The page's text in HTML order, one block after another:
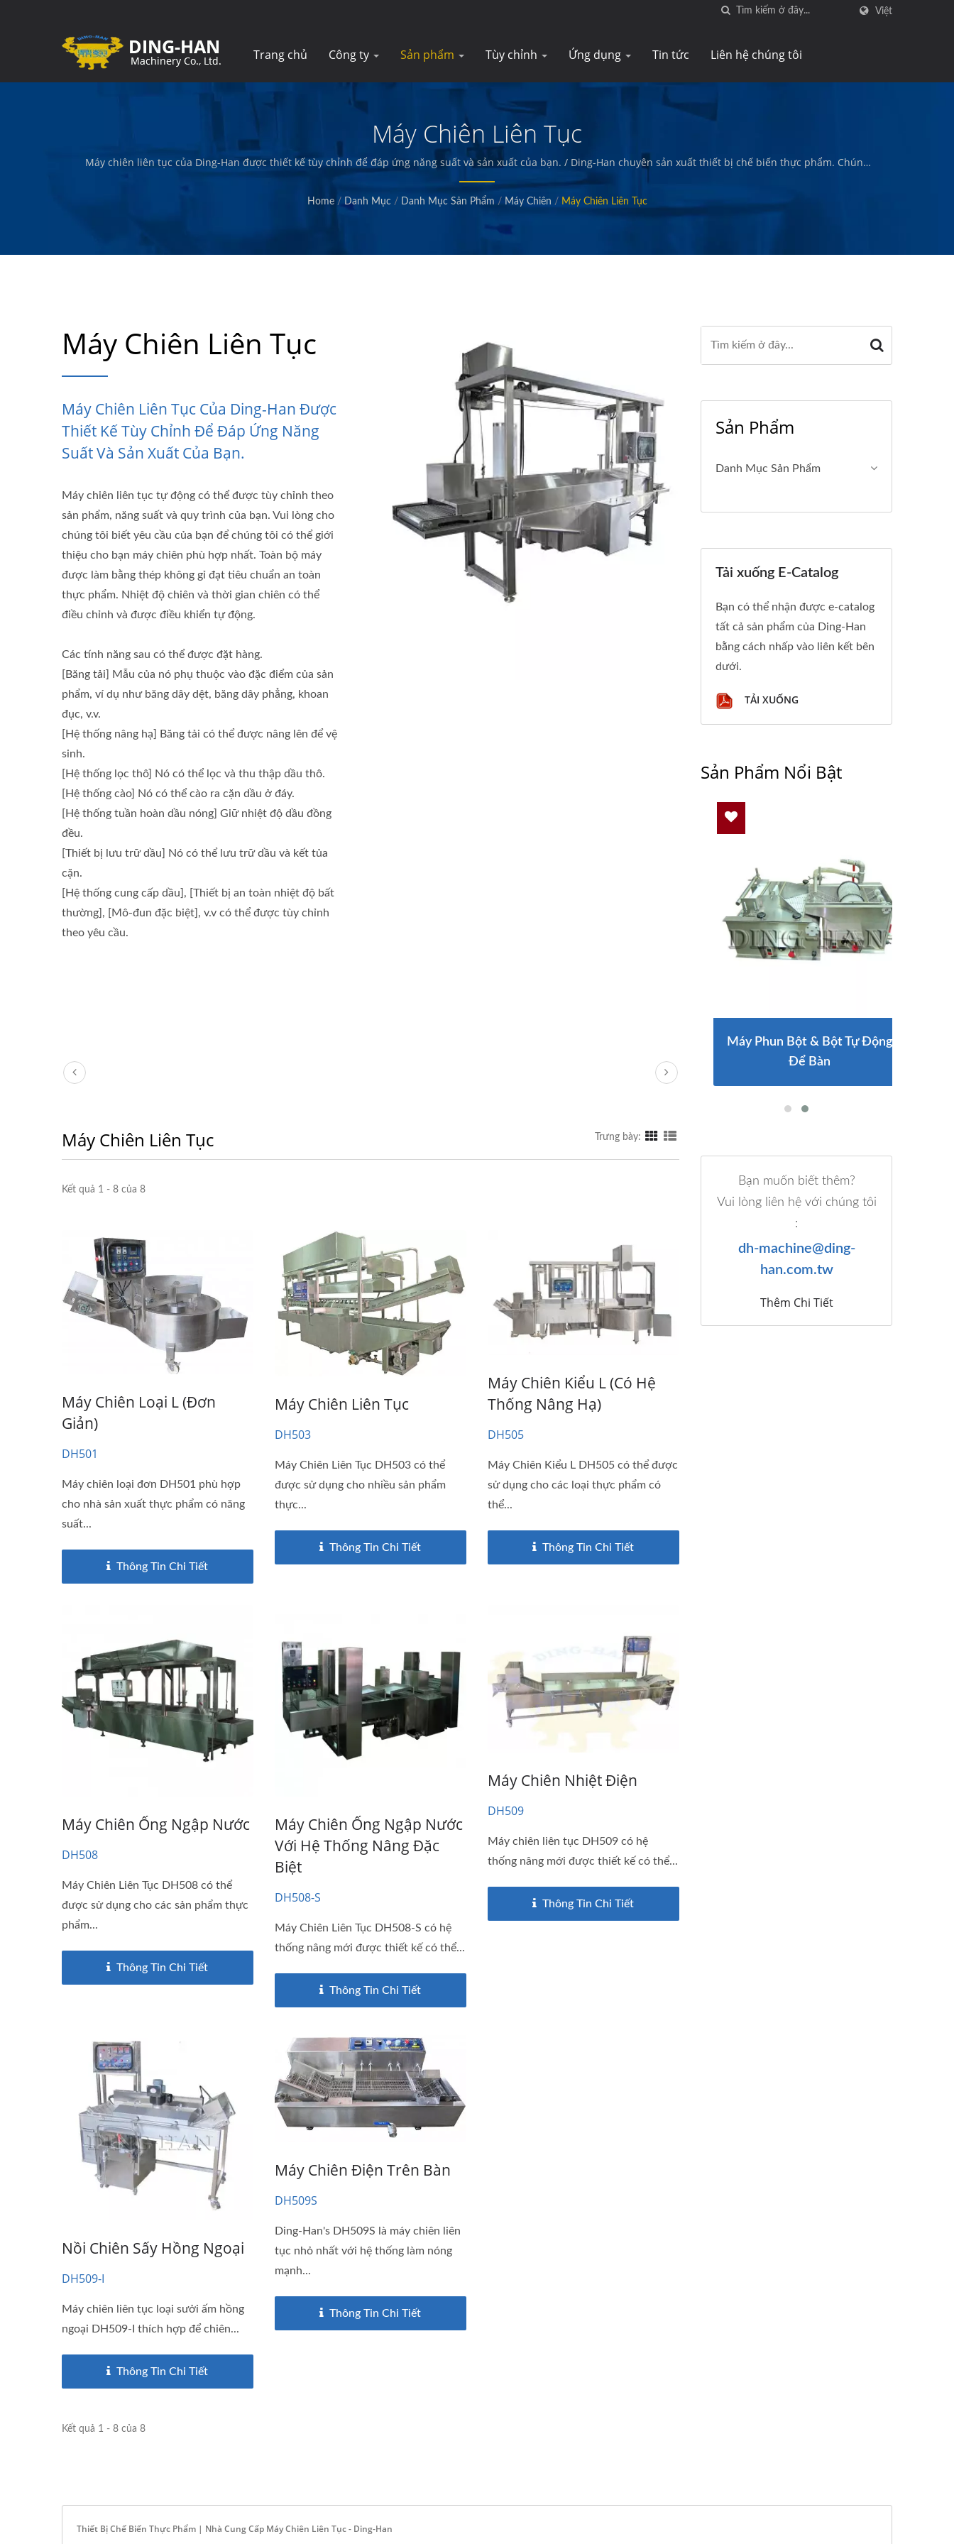
Việt
Trang chủ Công ty Sản phẩm Tùy chỉnh Ứng dụng Tin tức Liên hệ chúng tôi
Máy Chiên Liên Tục
Máy chiên liên tục của Ding-Han được thiết kế tùy chỉnh để đáp ứng năng suất và sản xuất của bạn. / Ding-Han chuyên sản xuất thiết bị chế biến thực phẩm. Chúng
tôi thiết kế, kỹ sư và xây dựng máy móc tạo ra và đóng gói thịt chế biến sẵn, rau củ và hải sản, khoai tây chiên, bánh ngọt và bánh rán, và các loại thực phẩm chất
lượng khác.
Home / Danh Mục / Danh Mục Sản Phẩm / Máy Chiên / Máy Chiên Liên Tục
Máy Chiên Liên Tục
Máy Chiên Liên Tục Của Ding-Han Được
Thiết Kế Tùy Chỉnh Để Đáp Ứng Năng
Suất Và Sản Xuất Của Bạn.
Máy chiên liên tục tự động có thể được tùy chỉnh theo
sản phẩm, năng suất và quy trình của bạn. Vui lòng cho
chúng tôi biết yêu cầu của bạn để chúng tôi có thể giới
thiệu cho bạn máy chiên phù hợp nhất. Toàn bộ máy
được làm bằng thép không gỉ đạt tiêu chuẩn an toàn
thực phẩm. Nhiệt độ chiên và thời gian chiên có thể
điều chỉnh và được điều khiển tự động.
Các tính năng sau có thể được đặt hàng.
[Băng tải] Mẫu của nó phụ thuộc vào đặc điểm của sản
phẩm, ví dụ như băng dây dệt, băng dây phẳng, khoan
đục, v.v.
[Hệ thống nâng hạ] Băng tải có thể được nâng lên để vệ
sinh.
[Hệ thống lọc thô] Nó có thể lọc và thu thập dầu thô.
[Hệ thống cào] Nó có thể cào ra cặn dầu ở đáy.
[Hệ thống tuần hoàn dầu nóng] Giữ nhiệt độ dầu đồng
đều.
[Thiết bị lưu trữ dầu] Nó có thể lưu trữ dầu và kết tủa
cặn.
[Hệ thống cung cấp dầu], [Thiết bị an toàn nhiệt độ bất
thường], [Mô-đun đặc biệt], v.v có thể được tùy chỉnh
theo yêu cầu.
Máy Chiên Liên Tục Trưng bày:
Kết quả 1 - 8 của 8
Máy Chiên Loại L (đơn
Giản)
DH501
Máy chiên loại đơn DH501 phù hợp
cho nhà sản xuất thực phẩm có năng
suất...
Thông Tin Chi Tiết
Máy Chiên Liên Tục
DH503
Máy Chiên Liên Tục DH503 có thể
được sử dụng cho nhiều sản phẩm
thực...
Thông Tin Chi Tiết
Máy Chiên Kiểu L (có Hệ
Thống Nâng Hạ)
DH505
Máy Chiên Kiểu L DH505 có thể được
sử dụng cho các loại thực phẩm có
thể...
Thông Tin Chi Tiết
Máy Chiên Ống Ngập Nước
DH508
Máy Chiên Liên Tục DH508 có thể
được sử dụng cho các sản phẩm thực
phẩm...
Thông Tin Chi Tiết
Máy Chiên Ống Ngập Nước
Với Hệ Thống Nâng Đặc
Biệt
DH508-S
Máy Chiên Liên Tục DH508-S có hệ
thống nâng mới được thiết kế có thể...
Thông Tin Chi Tiết
Máy Chiên Nhiệt Điện
DH509
Máy chiên liên tục DH509 có hệ
thống nâng mới được thiết kế có thể...
Thông Tin Chi Tiết
Nồi Chiên Sấy Hồng Ngoại
DH509-I
Máy chiên liên tục loại sưởi ấm hồng
ngoại DH509-I thích hợp để chiên...
Thông Tin Chi Tiết
Máy Chiên Điện Trên Bàn
DH509S
Ding-Han's DH509S là máy chiên liên
tục nhỏ nhất với hệ thống làm nóng
mạnh...
Thông Tin Chi Tiết
Kết quả 1 - 8 của 8
Sản Phẩm
Danh Mục Sản Phẩm
Tải xuống E-Catalog
Bạn có thể nhận được e-catalog
tất cả sản phẩm của Ding-Han
bằng cách nhấp vào liên kết bên
dưới.
TẢI XUỐNG
Sản Phẩm Nổi Bật
Máy Phun Bột & Bột Tự Động
Để Bàn
Bạn muốn biết thêm?
Vui lòng liên hệ với chúng tôi
:
dh-machine@ding-
han.com.tw
Thêm Chi Tiết
Thiết Bị Chế Biến Thực Phẩm | Nhà Cung Cấp Máy Chiên Liên Tục - Ding-Han